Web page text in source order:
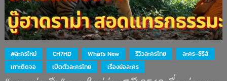
#ละครใหม่ CH7HD What's New รีวิวละครไทย
ละคร-ซีรีส์
เกาะติดจอ
เปิดตัวละครไทย เรื่องย่อละคร